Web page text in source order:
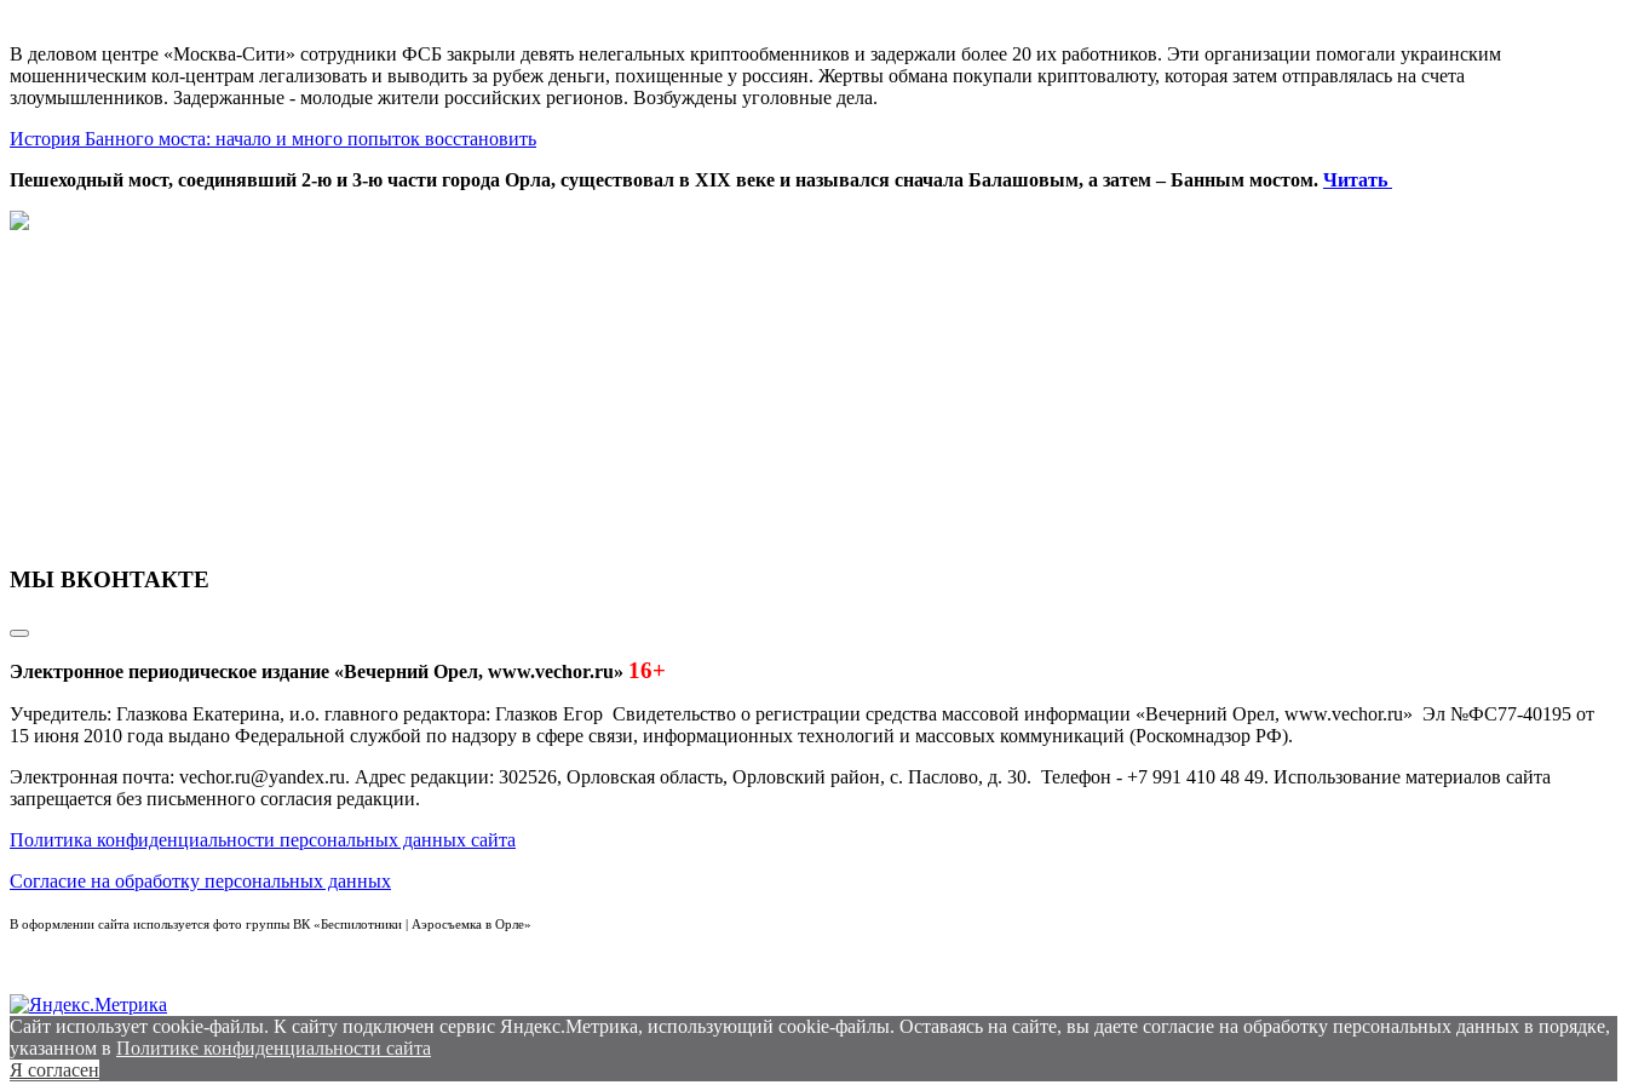
В деловом центре «Москва-Сити» сотрудники ФСБ закрыли девять нелегальных криптообменников и задержали более 20 их работников. Эти организации помогали украинским
мошенническим кол-центрам легализовать и выводить за рубеж деньги, похищенные у россиян. Жертвы обмана покупали криптовалюту, которая затем отправлялась на счета
злоумышленников. Задержанные - молодые жители российских регионов. Возбуждены уголовные дела.
История Банного моста: начало и много попыток восстановить
Пешеходный мост, соединявший 2-ю и 3-ю части города Орла, существовал в XIX веке и назывался сначала Балашовым, а затем – Банным мостом. Читать
МЫ ВКОНТАКТЕ
Электронное периодическое издание «Вечерний Орел, www.vechor.ru» 16+
Учредитель: Глазкова Екатерина, и.о. главного редактора: Глазков Егор Свидетельство о регистрации средства массовой информации «Вечерний Орел, www.vechor.ru» Эл №ФС77-40195 от
15 июня 2010 года выдано Федеральной службой по надзору в сфере связи, информационных технологий и массовых коммуникаций (Роскомнадзор РФ).
Электронная почта: vechor.ru@yandex.ru. Адрес редакции: 302526, Орловская область, Орловский район, с. Паслово, д. 30. Телефон - +7 991 410 48 49. Использование материалов сайта
запрещается без письменного согласия редакции.
Политика конфиденциальности персональных данных сайта
Согласие на обработку персональных данных
В оформлении сайта используется фото группы ВК «Беспилотники | Аэросъемка в Орле»
Сайт использует cookie-файлы. К cайту подключен сервис Яндекс.Метрика, использующий cookie-файлы. Оставаясь на сайте, вы даете согласие на обработку персональных данных в порядке,
указанном в Политике конфиденциальности сайта
Я согласен